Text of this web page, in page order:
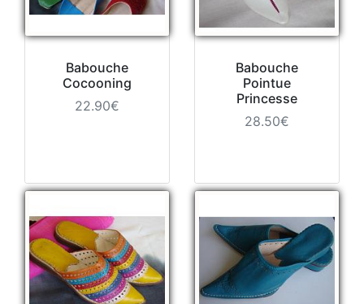
Babouche
Cocooning
22.90€
Babouche
Pointue
Princesse
28.50€